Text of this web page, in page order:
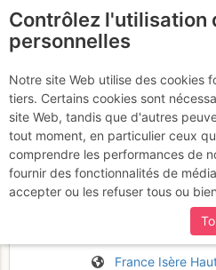
Tour de la
La Bérarde >
Meije > Col
de Neige
des Ecrins
14 -
France Isère
Contrôlez l'utilisation
personnelles
Notre site Web utilise des cookies
tiers. Certains cookies sont
site Web, tandis que d'autres
tout moment, en particulier ceux
comprendre les performances de
fournir des fonctionnalités de
accepter ou les refuser tous ou bien